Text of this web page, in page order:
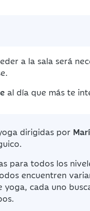
a la sala será
al día que más te
dirigidas por
para todos los
encuentren
yoga, cada uno